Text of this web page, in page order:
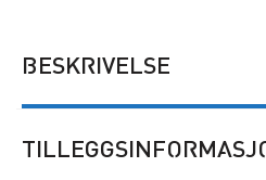
BESKRIVELSE